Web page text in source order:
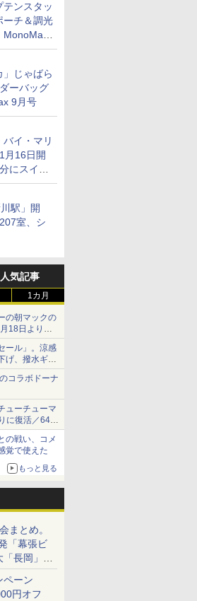
ンスタッ
ーチ＆調光
じゃばら
ーバッグ
9月号
バイ・マリ
月16日開
にスイー
イニング
駅」開
室、シ
気記事
1カ月
の朝マックの
18日より
ール」。涼感
げ、撥水ギア
コラボドーナ
ューチューマ
に復活／64bit
も走り回
円
の戦い、コメ
覚で使えた
もっと見る
まとめ。
「幕張ビ
長岡」な
白押し！
ペーン
円オフ